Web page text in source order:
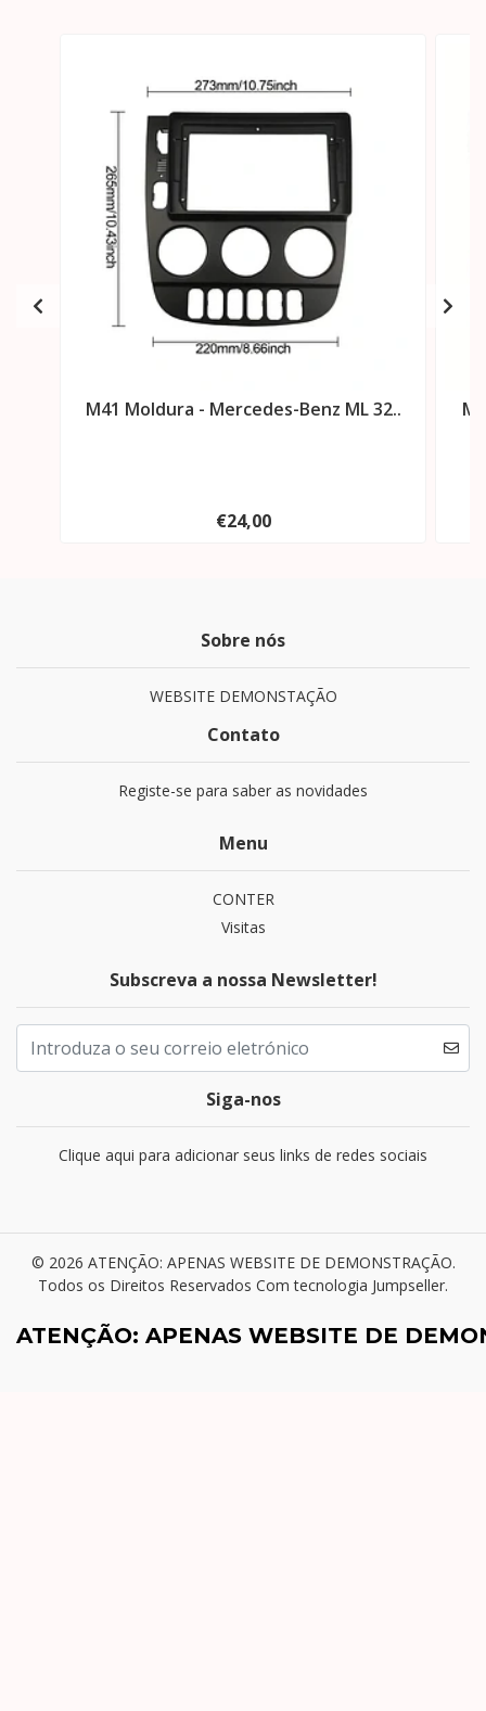
M41 Moldura - Mercedes-Benz ML 32..
€24,00
Sobre nós
WEBSITE DEMONSTAÇÃO
Contato
Registe-se para saber as novidades
Menu
CONTER
Visitas
Subscreva a nossa Newsletter!
Siga-nos
Clique aqui para adicionar seus links de redes sociais
© 2026 ATENÇÃO: APENAS WEBSITE DE DEMONSTRAÇÃO.
Todos os Direitos Reservados Com tecnologia Jumpseller.
ATENÇÃO: APENAS WEBSITE DE